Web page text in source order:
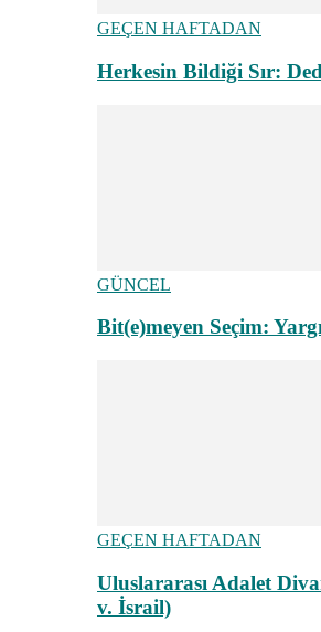
GEÇEN HAFTADAN
Herkesin Bildiği Sır:
GÜNCEL
Bit(e)meyen Seçim:
GEÇEN HAFTADAN
Uluslararası Adalet
v. İsrail)